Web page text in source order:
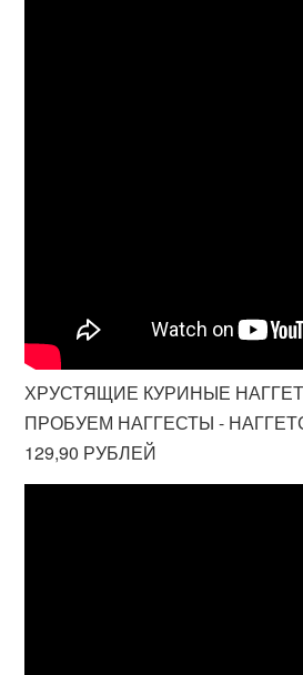
ХРУСТЯЩИЕ КУРИНЫЕ
ПРОБУЕМ НАГГЕСТЫ -
129,90 РУБЛЕЙ